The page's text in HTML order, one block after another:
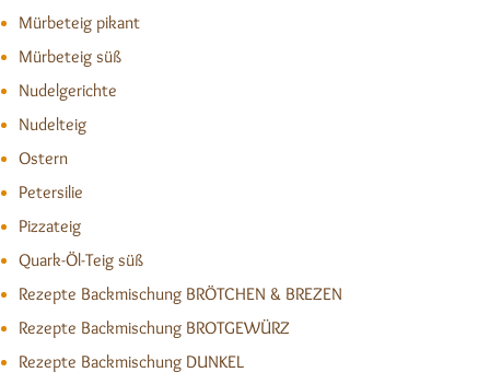
Mürbeteig pikant
Mürbeteig süß
Nudelgerichte
Nudelteig
Ostern
Petersilie
Pizzateig
Quark-Öl-Teig süß
Rezepte Backmischung BRÖTCHEN & BREZEN
Rezepte Backmischung BROTGEWÜRZ
Rezepte Backmischung DUNKEL